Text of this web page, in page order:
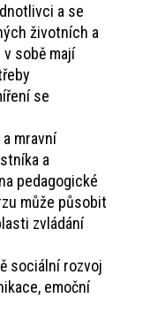
a se
životních a
sobě mají
se
mravní
a
pedagogické
může působit
zvládání
sociální rozvoj
emoční